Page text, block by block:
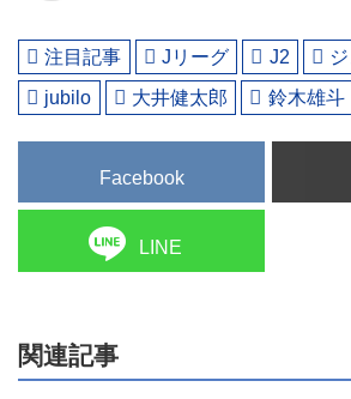
注目記事 Jリーグ J2
jubilo
大井健太郎 鈴木雄斗
Facebook
LINE
関連記事